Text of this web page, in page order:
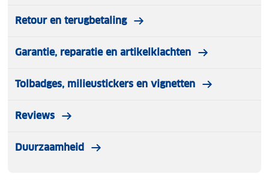
Retour en terugbetaling
Garantie, reparatie en artikelklachten
Tolbadges, milieustickers en vignetten
Reviews
Duurzaamheid